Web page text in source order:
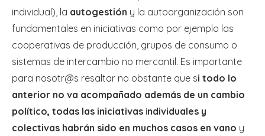
individual), la autogestión y la autoorganización son
fundamentales en iniciativas como por ejemplo las
cooperativas de producción, grupos de consumo o
sistemas de intercambio no mercantil. Es importante
para nosotr@s resaltar no obstante que si todo lo
anterior no va acompañado además de un cambio
político, todas las iniciativas individuales y
colectivas habrán sido en muchos casos en vano y